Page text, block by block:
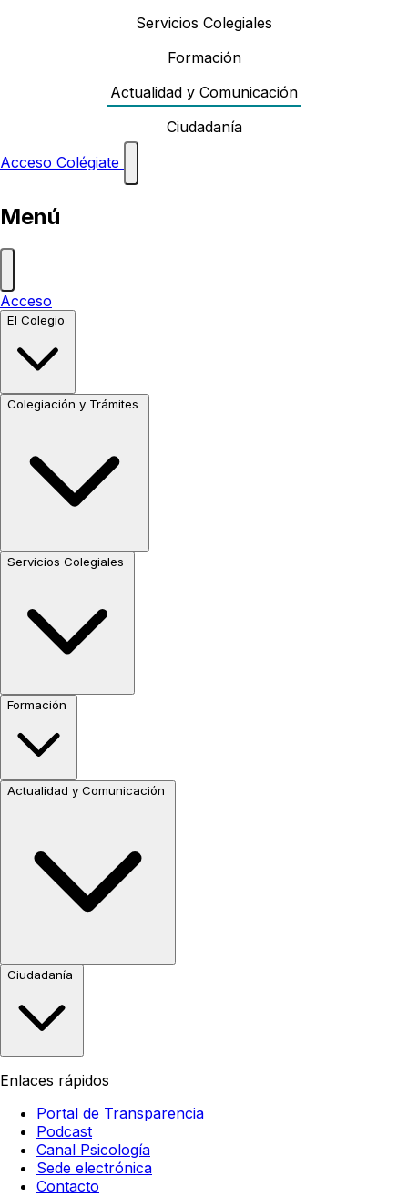
Servicios Colegiales
Formación
Actualidad y Comunicación
Ciudadanía
Acceso Colégiate
Menú
Acceso
El Colegio
Colegiación y Trámites
Servicios Colegiales
Formación
Actualidad y Comunicación
Ciudadanía
Enlaces rápidos
Portal de Transparencia
Podcast
Canal Psicología
Sede electrónica
Contacto